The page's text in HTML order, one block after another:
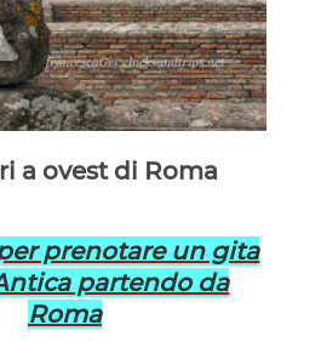
a ovest di Roma
prenotare un gita
partendo da
Roma